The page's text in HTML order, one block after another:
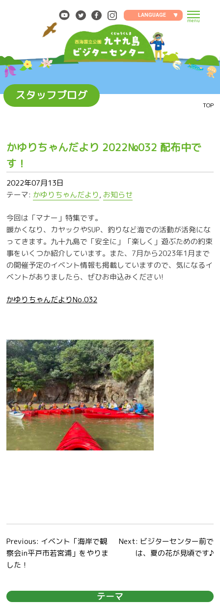
LANGUAGE
menu
TOP
スタッフブログ
かゆりちゃんだより 2022№032 配布中で
す！
2022年07月13日
テーマ: かゆりちゃんだより, お知らせ
今回は「マナー」特集です。
暖かくなり、カヤックやSUP、釣りなど海での活動が活発にな
ってきます。九十九島で「安全に」「楽しく」遊ぶための約束
事をいくつか紹介しています。また、7月から2023年1月まで
の開催予定のイベント情報も掲載していますので、気になるイ
ベントがありましたら、ぜひお申込みください!
かゆりちゃんだよりNo.032
投
稿
ビ
Previous: イベント「海岸で観
察会in平戸市若宮浦」をやりま
した！
Next: ビジターセンター前で
は、夏の花が見頃です♪
テーマ